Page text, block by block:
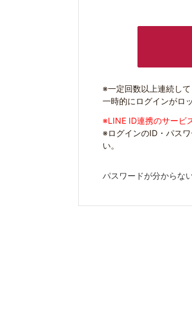
※一定回数以上連続し
一時的にログインがロ
※LINE ID連携のサービ
※ログインのID・パス
い。
パスワードが分からな